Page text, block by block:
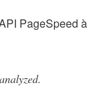
PageSpeed